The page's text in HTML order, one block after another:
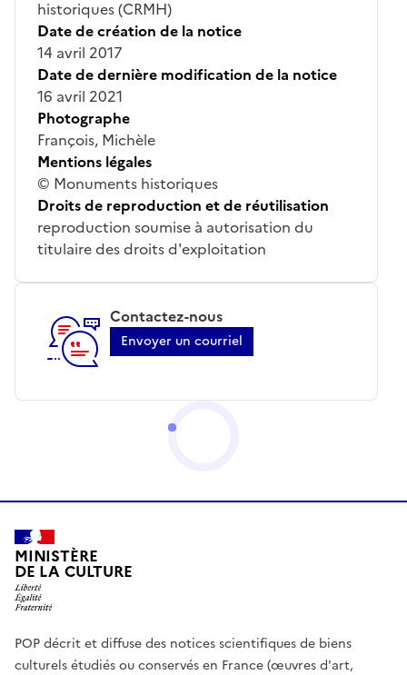
historiques (CRMH)
Date de création de la notice
14 avril 2017
Date de dernière modification de la notice
16 avril 2021
Photographe
François, Michèle
Mentions légales
© Monuments historiques
Droits de reproduction et de réutilisation
reproduction soumise à autorisation du
titulaire des droits d'exploitation
Contactez-nous
Envoyer un courriel
MINISTÈRE
DE LA CULTURE
POP décrit et diffuse des notices scientifiques de biens
culturels étudiés ou conservés en France (œuvres d'art,